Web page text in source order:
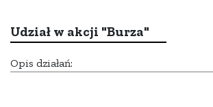
Udział w akcji "Burza"
Opis działań: